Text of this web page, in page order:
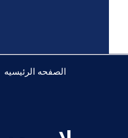
الصفحه الرئيسيه